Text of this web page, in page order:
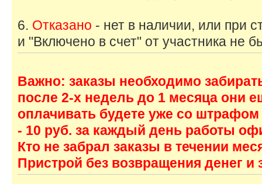
6. Отказано - нет в наличии, или при
и "Включено в счет" от участника не
Важно: заказы необходимо
после 2-х недель до 1 месяца они
оплачивать будете уже со штрафом
- 10 руб. за каждый день работы
Кто не забрал заказы в течении
Пристрой без возвращения денег и